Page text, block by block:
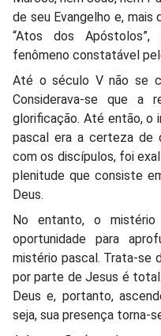
de seu Evangelho e,
“Atos dos
fenômeno constatável
Até o século V não se
Considerava-se que a
glorificação. Até então, o
pascal era a certeza de
com os discípulos, foi
plenitude que consiste
Deus.
No entanto, o
oportunidade para
mistério pascal. Trata-se
por parte de Jesus é
Deus e, portanto,
seja, sua presença torna-